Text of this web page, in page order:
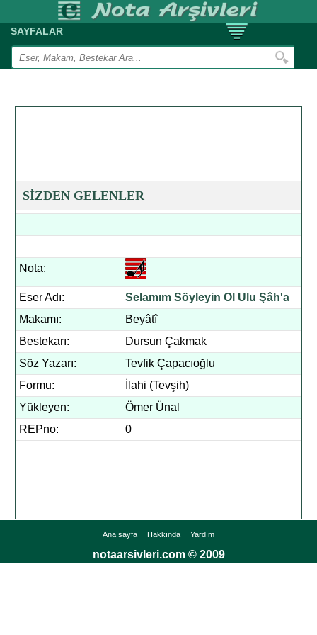
SAYFALAR
SİZDEN GELENLER
Nota:
Eser Adı:
Selamım Söyleyin Ol Ulu Şâh'a
Makamı:
Beyâtî
Bestekarı:
Dursun Çakmak
Söz Yazarı:
Tevfik Çapacıoğlu
Formu:
İlahi (Tevşih)
Yükleyen:
Ömer Ünal
REPno:
0
Ana sayfa Hakkında Yardım
notaarsivleri.com © 2009